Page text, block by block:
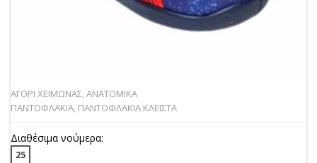
ΑΓΟΡΙ ΧΕΙΜΩΝΑΣ,ΑΝΑΤΟΜΙΚΑ
ΠΑΝΤΟΦΛΑΚΙΑ, ΠΑΝΤΟΦΛΑΚΙΑ ΚΛΕΙΣΤΑ
Διαθέσιμα νούμερα:
25